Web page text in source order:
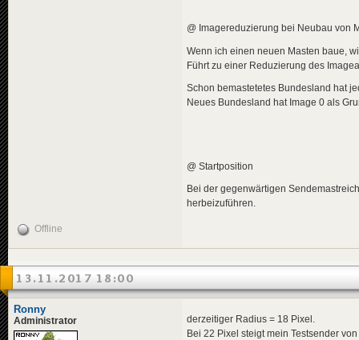
@ Imagereduzierung bei Neubau von
Wenn ich einen neuen Masten baue,
Führt zu einer Reduzierung des
Schon bemastetetes Bundesland hat
Neues Bundesland hat Image 0 als
@ Startposition
Bei der gegenwärtigen
herbeizuführen.
Offline
13.11.2017 18:00
Ronny
Administrator
derzeitiger Radius = 18 Pixel.
Bei 22 Pixel steigt mein Testsender